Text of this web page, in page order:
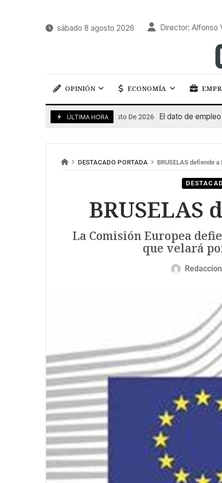
sábado 8 agosto 2026 Director: Alfonso
OPINIÓN ECONOMÍA
ÚLTIMA HORA
7 De Agosto De 2026 El dato de empleo
DESTACADO PORTADA BRUSELAS defiende a
BRUSELAS
La Comisión Europea
que velará
Redaccion